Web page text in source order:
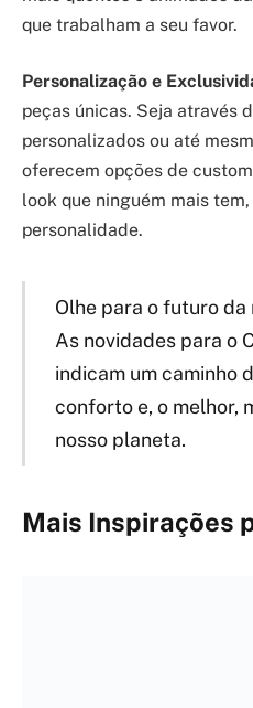
que trabalham a seu favor.
Personalização e
peças únicas. Seja através
personalizados ou até
oferecem opções de
look que ninguém mais
personalidade.
Olhe para o futuro da
As novidades para o
indicam um caminho
conforto e, o melhor,
nosso planeta.
Mais Inspirações